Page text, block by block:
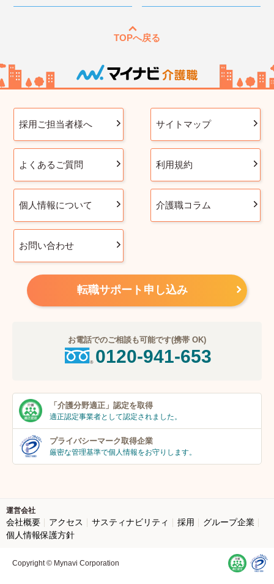
TOPへ戻る
採用ご担当者様へ サイトマップ
よくあるご質問 利用規約
個人情報について 介護職コラム
お問い合わせ
転職サポート申し込み
お電話でのご相談も可能です(携帯 OK)
0120-941-653
「介護分野適正」 認定を取得
適正認定事業者として認定されました。
プライバシーマーク取得企業
厳密な管理基準で個人情報をお守りします。
運営会社
会社概要 アクセス サスティナビリティ 採用
グループ企業
個人情報保護方針
Copyright © Mynavi Corporation